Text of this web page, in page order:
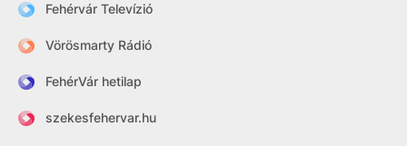
Fehérvár Televízió
Vörösmarty Rádió
FehérVár hetilap
szekesfehervar.hu